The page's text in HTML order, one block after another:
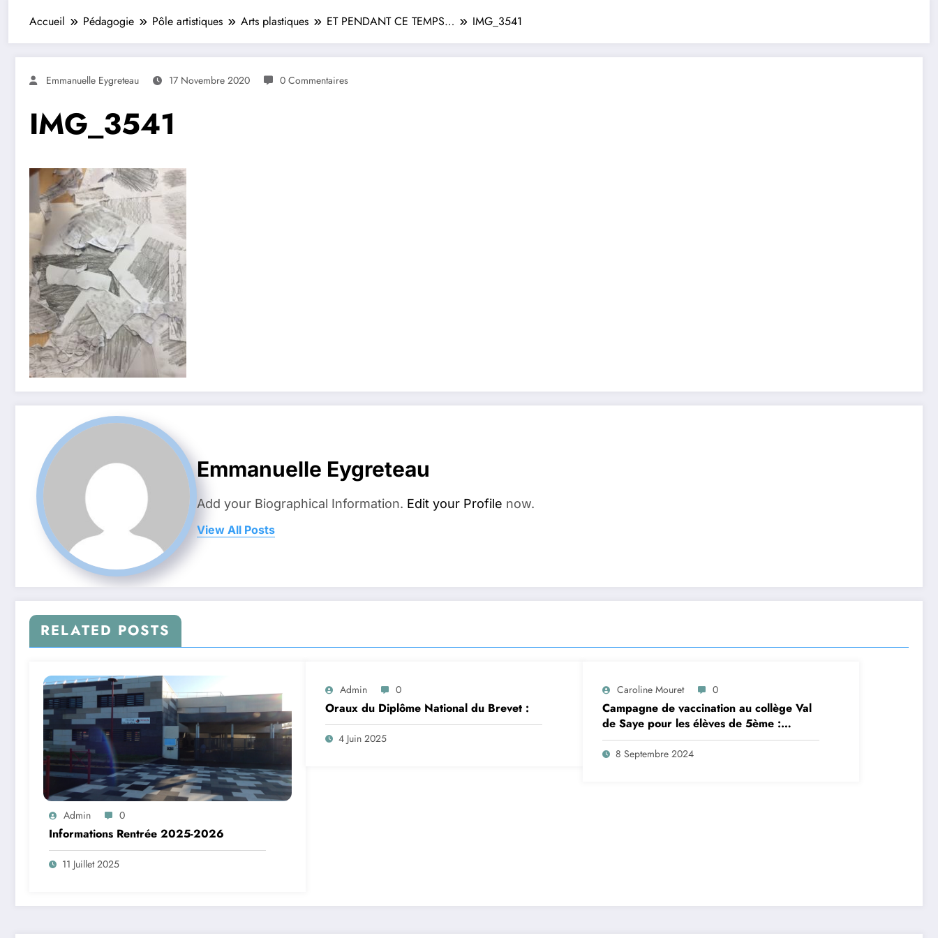
Accueil Pédagogie Pôle artistiques Arts plastiques ET PENDANT CE TEMPS… IMG_3541
Emmanuelle Eygreteau 17 Novembre 2020 0 Commentaires
IMG_3541
Emmanuelle Eygreteau
Add your Biographical Information. Edit your Profile now.
View All Posts
RELATED POSTS
Admin 0
Informations Rentrée 2025-2026
11 Juillet 2025
Admin 0
Oraux du Diplôme National du Brevet :
4 Juin 2025
Caroline Mouret 0
Campagne de vaccination au collège Val
de Saye pour les élèves de 5ème :
inscription en ligne avant le 28
septembre 2024
8 Septembre 2024